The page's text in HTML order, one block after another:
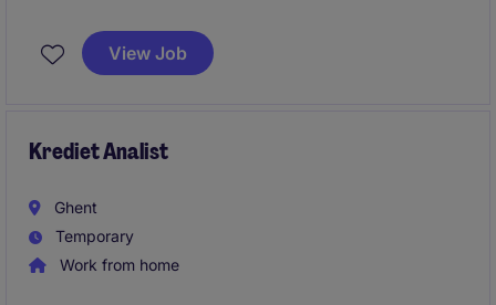
View Job
Krediet Analist
Ghent
Temporary
Work from home